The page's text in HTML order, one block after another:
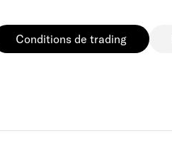
Conditions de trading